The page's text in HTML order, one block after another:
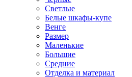
Светлые
Белые шкафы-купе
Венге
Размер
Маленькие
Большие
Средние
Отделка и материал